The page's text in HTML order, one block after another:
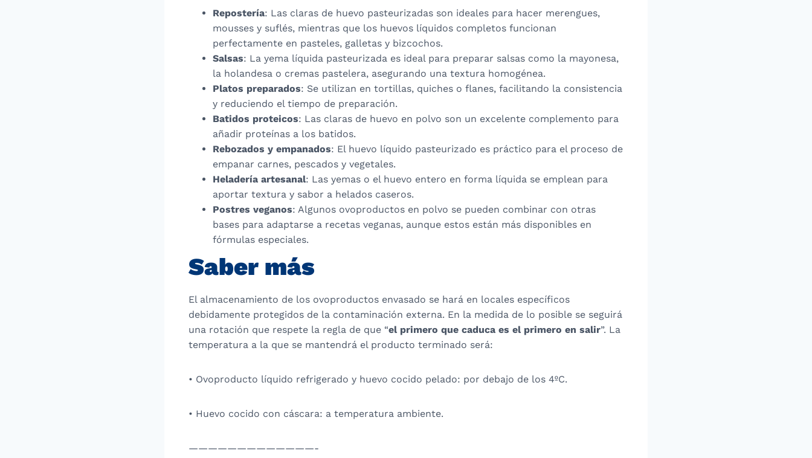
Repostería: Las claras de huevo pasteurizadas son ideales para hacer merengues,
mousses y suflés, mientras que los huevos líquidos completos funcionan
perfectamente en pasteles, galletas y bizcochos.
Salsas: La yema líquida pasteurizada es ideal para preparar salsas como la mayonesa,
la holandesa o cremas pastelera, asegurando una textura homogénea.
Platos preparados: Se utilizan en tortillas, quiches o flanes, facilitando la consistencia
y reduciendo el tiempo de preparación.
Batidos proteicos: Las claras de huevo en polvo son un excelente complemento para
añadir proteínas a los batidos.
Rebozados y empanados: El huevo líquido pasteurizado es práctico para el proceso de
empanar carnes, pescados y vegetales.
Heladería artesanal: Las yemas o el huevo entero en forma líquida se emplean para
aportar textura y sabor a helados caseros.
Postres veganos: Algunos ovoproductos en polvo se pueden combinar con otras
bases para adaptarse a recetas veganas, aunque estos están más disponibles en
fórmulas especiales.
Saber más
El almacenamiento de los ovoproductos envasado se hará en locales específicos
debidamente protegidos de la contaminación externa. En la medida de lo posible se seguirá
una rotación que respete la regla de que “el primero que caduca es el primero en salir”. La
temperatura a la que se mantendrá el producto terminado será:
• Ovoproducto líquido refrigerado y huevo cocido pelado: por debajo de los 4ºC.
• Huevo cocido con cáscara: a temperatura ambiente.
—————————————-